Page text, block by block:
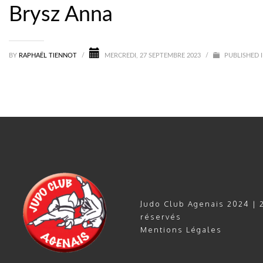
Brysz Anna
BY RAPHAËL TIENNOT / MERCREDI, 27 SEPTEMBRE 2023 / PUBLISHED
Judo Club Agenais 2024 |
réservés
Mentions Légales